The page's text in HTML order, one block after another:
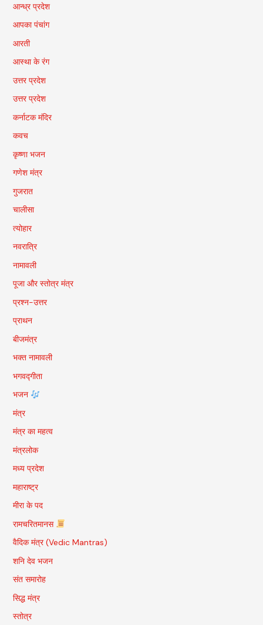
आन्ध्र प्रदेश
आपका पंचांग
आरती
आस्था के रंग
उत्तर प्रदेश
उत्तर प्रदेश
कर्नाटक मंदिर
कवच
कृष्णा भजन
गणेश मंत्र
गुजरात
चालीसा
त्योहार
नवरात्रि
नामावली
पूजा और स्तोत्र मंत्र
प्रश्न-उत्तर
प्राथन
बीजमंत्र
भक्त नामावली
भगवद्गीता
भजन
मंत्र
मंत्र का महत्व
मंत्रलोक
मध्य प्रदेश
महाराष्ट्र
मीरा के पद
रामचरितमानस
वैदिक मंत्र (Vedic Mantras)
शनि देव भजन
संत समारोह
सिद्ध मंत्र
स्तोत्र